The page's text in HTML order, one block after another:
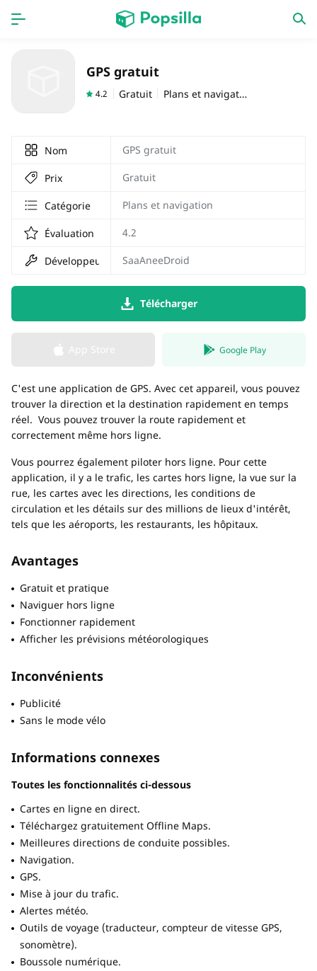
Derniers ajouts
GPS gratuit
4.2 Gratuit Plans et navigation
Nom GPS gratuit
Prix Gratuit
Catégorie Plans et navigation
Évaluation 4.2
Développeur SaaAneeDroid
Télécharger
Google Play
C'est une application de GPS. Avec cet appareil, vous pouvez
trouver la direction et la destination rapidement en temps
réel. Vous pouvez trouver la route rapidement et
correctement même hors ligne.
Vous pourrez également piloter hors ligne. Pour cette
application, il y a le trafic, les cartes hors ligne, la vue sur la
rue, les cartes avec les directions, les conditions de
circulation et les détails sur des millions de lieux d'intérêt,
tels que les aéroports, les restaurants, les hôpitaux.
Avantages
Gratuit et pratique
Naviguer hors ligne
Fonctionner rapidement
Afficher les prévisions météorologiques
Inconvénients
Publicité
Sans le mode vélo
Informations connexes
Toutes les fonctionnalités ci-dessous
Cartes en ligne en direct.
Téléchargez gratuitement Offline Maps.
Meilleures directions de conduite possibles.
Navigation.
GPS.
Mise à jour du trafic.
Alertes météo.
Outils de voyage (traducteur, compteur de vitesse GPS,
sonomètre).
Boussole numérique.